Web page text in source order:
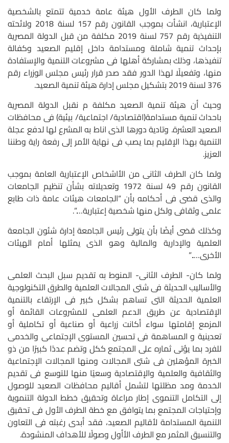
ولما كان الطرف الأول هيئة عامة خدمية تتمتع بالشخصية
الإعتبارية، انشأت بموجب القانون رقم 157 لسنة 2018 ولائحته
التنفيذية رقم 757 لسنة 2019 مكلفة من قبل الدولة المصرية
بإحداث تنمية شاملة ومستدامة داخل إقليم الصعيد وكفالة
تنفيذها، وذلك بمشاركة أهلها فى مشروعات التنمية والإستفادة
منها، وتفعيلًا لهذا الدور فقد صدر قرار رئيس مجلس الوزراء رقم
376 لسنة 2019 بتشكيل مجلس إدارة هيئة تنمية الصعيد.
وحيث أن هيئة تنمية الصعيد مكلفة م نقبل الدولة المصرية
باحداث تنمية مستدامة(اقتصادية/ اجتماعية/ بيئية) فى محافظات
الصعيد العشرة. وتادية دورها الذى اناط به المشرع لها لدفع عجلة
التنمية بهذا الإقليم بما يصب فى نهاية الأمر إلى رفعة راية وطننا
العزيز.
ولما كان الطرف الثانى من الأاشخاص الإعتبارية العامة بموجب
القانون رقم 49 لسنة 1972 وتعديلاته بشأن تنظيم الجامعات
والذى قضى فى أحكامه بأن “الجامعات هيئات عامة ذات طابع
علمى وثقافى ولكل منها شخصية إعتبارية….”.
وكذلك قضى أيضًا بأن يتولى رئيس الجامعة إدارة شئون الجامعة
العلمية والإدارية والمالية وهو الذى يمثلها أمام الهيئات
الأخرى…..”
ولما كان- الطرف الثانى- المنوط به تقديم سبل البحث العلمى
والأساليب الحديثة فى شتى المجالات العلمية والطرق التكنولوجية
العلمية الحديثة التى تساهم بشكل كبير فى الإرتقاء بالتنمية
الإقتصادية عن طريق الدعم العلمى للمشروعات القائمة أو
المزمع إقامتها سواء أكانت زراعية أو صناعية أو تكاملية أو
تعدينية و المساهمة فى تحسين المستوى الإجتماعى والخدمى
للفرد بما يؤتى ثماره على المجتمع ككل وتضم عددًا كبيرًا من ذو
الخبرة المؤهلين فى شتى المجالات ومنها المجالات الإجتماعية
والثقافية والعلمية والإقتصادية وسعيًا منها للتوسع فى تقديم
الخدمة ومد مظلتها لتشمل أقاليم محافظات الصعيد للوصول
إلى التكامل التنموى إطار مراعاة وتحقيق خطط الدولة التنموية
وإحتياجات المجتمع بما يتوافق مع خطة الطرف الأول فى تحقيق
التنمية المستدامة لأقاليم الصعيد، فقد أبدى رغبته فى التعاون
والتنسيق المثمر مع الطرف الأأول وصولًا للأهداف المنشودة.